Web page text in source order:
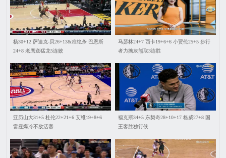
杨30+12 萨迪克-贝26+13&准绝杀 巴恩斯
24+8 老鹰送猛龙5连败
马瑟林24+7 西卡19+6+6 小贾伦25+5 步行
者力擒灰熊取3连胜
亚历山大31+5 杜伦22+21+6 艾维19+8+6
雷霆爆冷不敌活塞
福克斯34+5 东契奇28+10+17 格威27+8 国
王客胜独行侠